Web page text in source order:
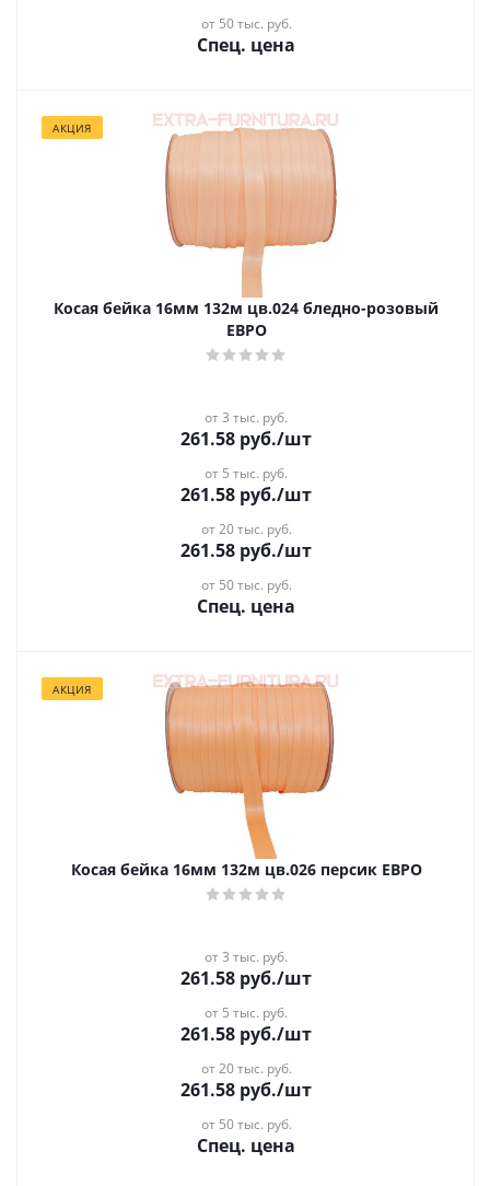
от 50 тыс. руб.
Спец. цена
АКЦИЯ
Косая бейка 16мм 132м цв.024 бледно-розовый
ЕВРО
от 3 тыс. руб.
261.58 руб./шт
от 5 тыс. руб.
261.58 руб./шт
от 20 тыс. руб.
261.58 руб./шт
от 50 тыс. руб.
Спец. цена
АКЦИЯ
Косая бейка 16мм 132м цв.026 персик ЕВРО
от 3 тыс. руб.
261.58 руб./шт
от 5 тыс. руб.
261.58 руб./шт
от 20 тыс. руб.
261.58 руб./шт
от 50 тыс. руб.
Спец. цена